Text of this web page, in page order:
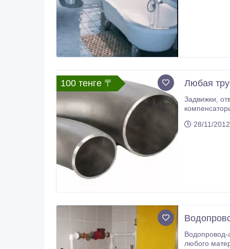
100 тенге 〒 Любая
Задвижки,
28/11/2012
Водопровод-